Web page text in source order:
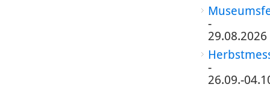
-
29.08.2026
-
26.09.-